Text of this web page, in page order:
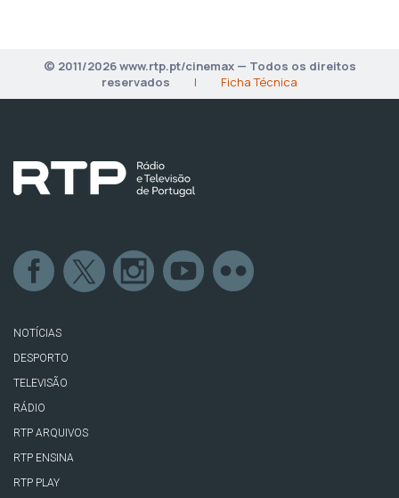
© 2011/2026 www.rtp.pt/cinemax — Todos os direitos
reservados
| Ficha Técnica
NOTÍCIAS
DESPORTO
TELEVISÃO
RÁDIO
RTP ARQUIVOS
RTP ENSINA
RTP PLAY